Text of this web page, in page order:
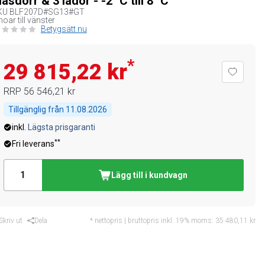
BLF207D#SG13#GT
till vänster
Betygsätt nu
29 815,22 kr*
RRP 56 546,21 kr
Tillgänglig från 11.08.2026
inkl.
Lägsta prisgaranti
Fri leverans**
Lägg till i kundvagn
ut Dela * nettopris | bruttopris inkl. 19% moms: 35 480,11 kr